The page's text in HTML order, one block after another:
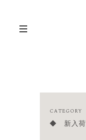
CATEGORY
◆ 新入荷